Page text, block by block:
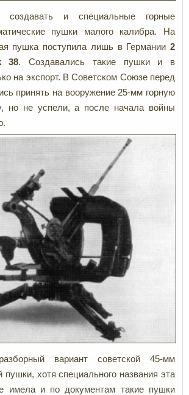
создавать и специальные горные
пушки малого калибра. На
пушка поступила лишь в Германии 2
38. Создавались такие пушки и в
на экспорт. В Советском Союзе перед
принять на вооружение 25-мм горную
но не успели, а после начала войны
вариант советской 45-мм
пушки, хотя специального названия эта
имела и по документам такие пушки